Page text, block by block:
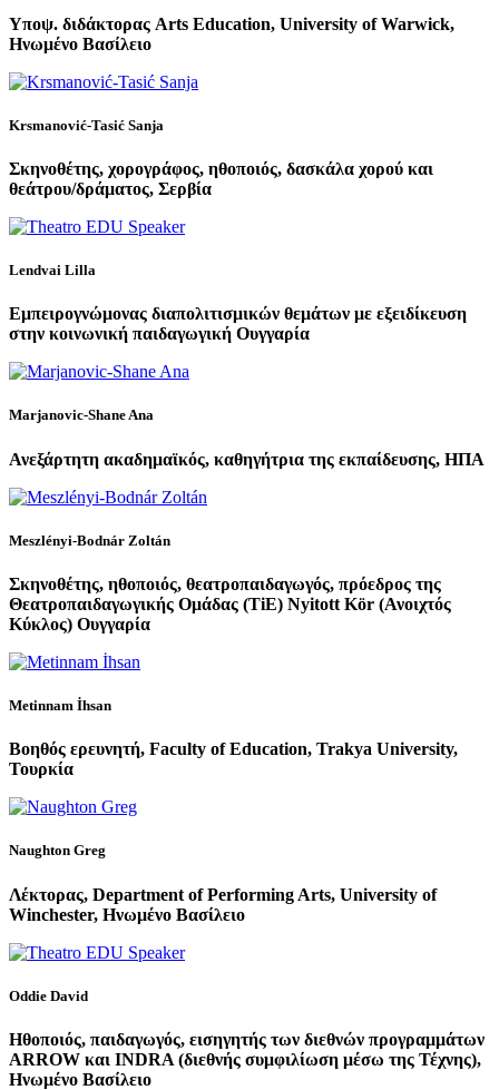
Υποψ. διδάκτορας Arts Education, University of Warwick,
Ηνωμένο Βασίλειο
Krsmanović-Tasić Sanja
Σκηνοθέτης, χορογράφος, ηθοποιός, δασκάλα χορού και
θεάτρου/δράματος, Σερβία
Lendvai Lilla
Εμπειρογνώμονας διαπολιτισμικών θεμάτων με εξειδίκευση
στην κοινωνική παιδαγωγική Ουγγαρία
Marjanovic-Shane Ana
Ανεξάρτητη ακαδημαϊκός, καθηγήτρια της εκπαίδευσης, ΗΠΑ
Meszlényi-Bodnár Zoltán
Σκηνοθέτης, ηθοποιός, θεατροπαιδαγωγός, πρόεδρος της
Θεατροπαιδαγωγικής Ομάδας (ΤiΕ) Nyitott Kör (Ανοιχτός
Κύκλος) Ουγγαρία
Metinnam İhsan
Βοηθός ερευνητή, Faculty of Education, Trakya University,
Τουρκία
Naughton Greg
Λέκτορας, Department of Performing Arts, University of
Winchester, Ηνωμένο Βασίλειο
Oddie David
Ηθοποιός, παιδαγωγός, εισηγητής των διεθνών προγραμμάτων
ARROW και INDRA (διεθνής συμφιλίωση μέσω της Τέχνης),
Ηνωμένο Βασίλειο